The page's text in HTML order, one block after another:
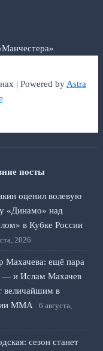
| Powered byAstra
посты
оценил волевую
«Динамо» над
в Кубке России
2026
Махачева: ещё пара
— и Ислам Махачев
величайшим в
ММА
6 августа,
сезон станет